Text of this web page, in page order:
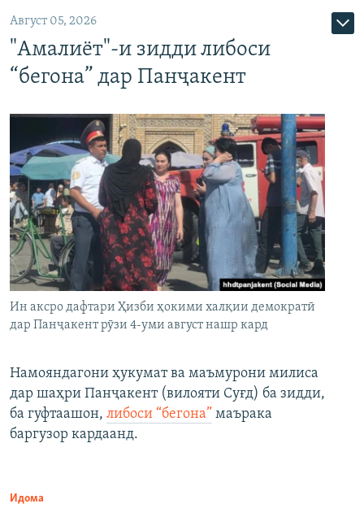
Август 05, 2026
"Амалиёт"-и зидди либоси
“бегона” дар Панҷакент
Ин аксро дафтари Ҳизби ҳокими халқии демократӣ
дар Панҷакент рӯзи 4-уми август нашр кард
Намояндагони ҳукумат ва маъмурони милиса
дар шаҳри Панҷакент (вилояти Суғд) ба зидди,
ба гуфтаашон, либоси “бегона” маърака
баргузор кардаанд.
Идома